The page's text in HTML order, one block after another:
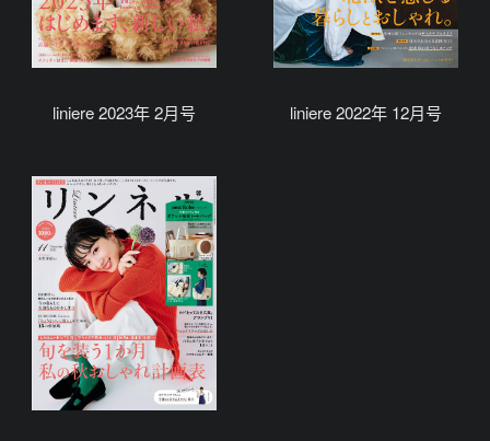
liniere 2023年 2月号 liniere 2022年 12月号